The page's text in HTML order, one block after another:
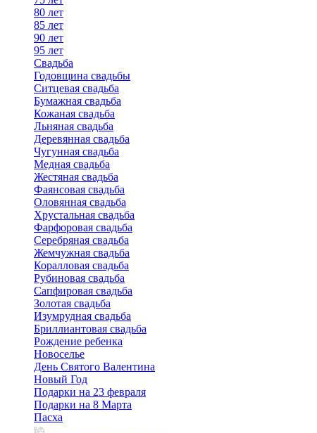
80 лет
85 лет
90 лет
95 лет
Свадьба
Годовщина свадьбы
Ситцевая свадьба
Бумажная свадьба
Кожаная свадьба
Льняная свадьба
Деревянная свадьба
Чугунная свадьба
Медная свадьба
Жестяная свадьба
Фаянсовая свадьба
Оловянная свадьба
Хрустальная свадьба
Фарфоровая свадьба
Серебряная свадьба
Жемчужная свадьба
Коралловая свадьба
Рубиновая свадьба
Сапфировая свадьба
Золотая свадьба
Изумрудная свадьба
Бриллиантовая свадьба
Рождение ребенка
Новоселье
День Святого Валентина
Новый Год
Подарки на 23 февраля
Подарки на 8 Марта
Пасха